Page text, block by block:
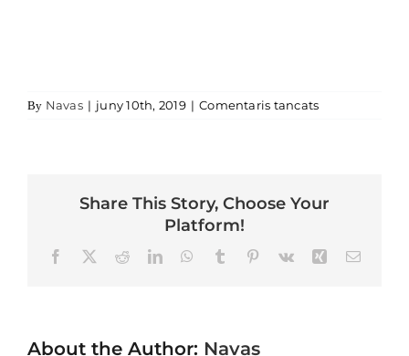
By Navas | juny 10th, 2019 | Comentaris tancatsa
Share This Story, Choose Your
Platform!
FacebookRedditLinkedInWhatsApp
TumblrPinterest
Vk XingEmail
About the Author: Navas